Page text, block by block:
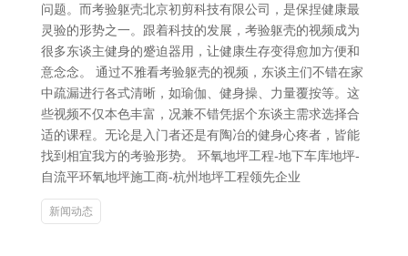
问题。而考验躯壳北京初剪科技有限公司，是保捏健康最
灵验的形势之一。跟着科技的发展，考验躯壳的视频成为
很多东谈主健身的蹙迫器用，让健康生存变得愈加方便和
意念念。 通过不雅看考验躯壳的视频，东谈主们不错在家
中疏漏进行各式清晰，如瑜伽、健身操、力量覆按等。这
些视频不仅本色丰富，况兼不错凭据个东谈主需求选择合
适的课程。无论是入门者还是有陶冶的健身心疼者，皆能
找到相宜我方的考验形势。 环氧地坪工程-地下车库地坪-
自流平环氧地坪施工商-杭州地坪工程领先企业
新闻动态